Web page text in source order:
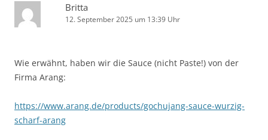
Britta
12. September 2025 um 13:39 Uhr
Wie erwähnt, haben wir die Sauce (nicht Paste!) von der
Firma Arang:
https://www.arang.de/products/gochujang-sauce-wurzig-
scharf-arang